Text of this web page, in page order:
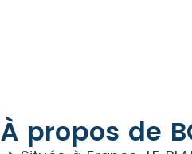
À propos de